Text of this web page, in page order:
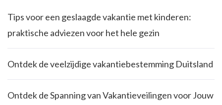
Tips voor een geslaagde vakantie met kinderen:
praktische adviezen voor het hele gezin
Ontdek de veelzijdige vakantiebestemming Duitsland
Ontdek de Spanning van Vakantieveilingen voor Jouw